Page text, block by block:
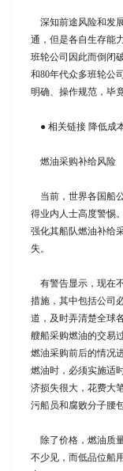
深知前途风险和发
通，但是各自生存能
班轮公司因此而倒闭
和80年代众多班轮公
明确、操作规范，毕
● 相关链接 降低成
燃油采购补给风险
当前，世界各国船
得业内人士高度警惕
强化其船队燃油补给
失。
有警告显示，现在
措施，其中包括公司
道，及时弄清楚全球
艘船采购燃油的交易
燃油采购前后的情况
燃油时，必须实施适
济损失很大，花费大
污船员和腐败分子腰
除了价格，燃油质
不少见，而低品位船